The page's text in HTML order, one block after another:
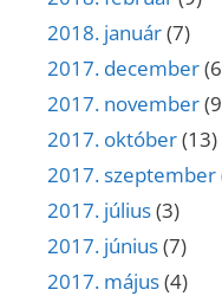
2018. január(7)
2017. december
2017. november
2017. október(13)
2017. szeptember
2017. július(3)
2017. június(7)
2017. május(4)